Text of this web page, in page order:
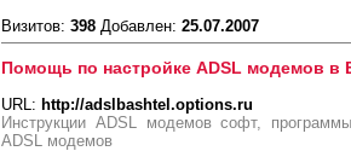
Визитов: 398 Добавлен: 25.07.2007
Помощь по настройке ADSL модемов в
URL: http://adslbashtel.options.ru
Инструкции ADSL модемов софт,
ADSL модемов